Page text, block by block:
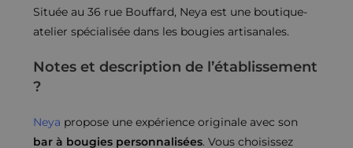
Située au 36 rue Bouffard, Neya est une boutique-
atelier spécialisée dans les bougies artisanales.
Notes et description de l’établissement
?
Neya propose une expérience originale avec son
bar à bougies personnalisées. Vous choisissez